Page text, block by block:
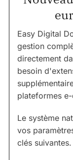
Easy Digital
gestion
directement
besoin
plateformes
Le système
vos
clés suivantes.